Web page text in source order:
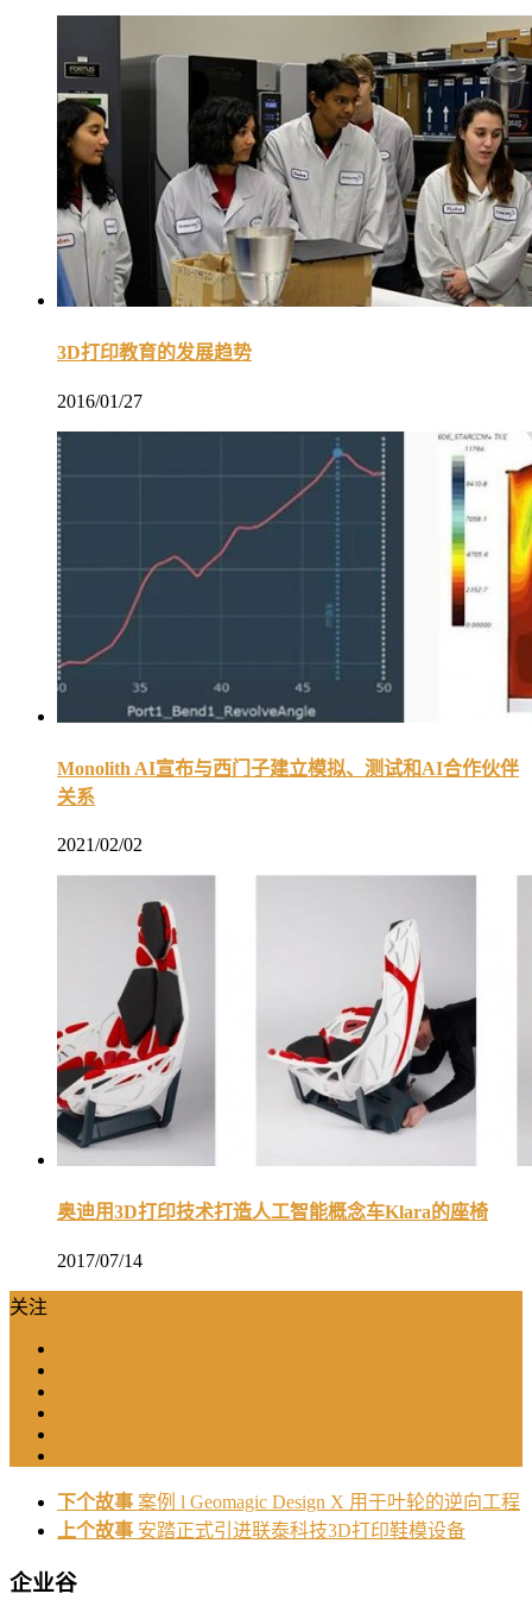
3D打印教育的发展趋势
2016/01/27
Monolith AI宣布与西门子建立模拟、测试和AI合作伙伴
关系
2021/02/02
奥迪用3D打印技术打造人工智能概念车Klara的座椅
2017/07/14
关注
下个故事 案例 l Geomagic Design X 用于叶轮的逆向工程
上个故事 安踏正式引进联泰科技3D打印鞋模设备
企业谷